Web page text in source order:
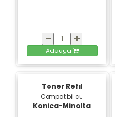
Adauga
Toner Refil
Compatibil cu
Konica-Minolta